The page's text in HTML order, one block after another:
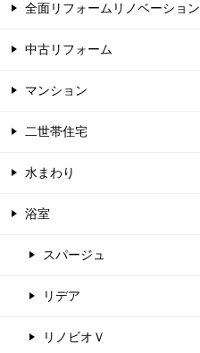
全面リフォームリノベーション
中古リフォーム
マンション
二世帯住宅
水まわり
浴室
スパージュ
リデア
リノビオＶ